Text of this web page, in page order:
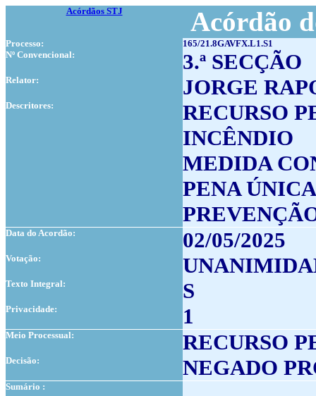
Acórdãos STJ Acórdão
Processo:
165/21.8GAVFX.L1.S1
Nº Convencional:
3.ª SECÇÃO
Relator: JORGE
Descritores:
RECURSO
INCÊNDIO
MEDIDA
PENA ÚNICA
Data do Acordão: 02/05/2025
Votação:
Texto Integral: S
Privacidade: 1
Meio Processual: RECURSO
Decisão: NEGADO
Sumário :